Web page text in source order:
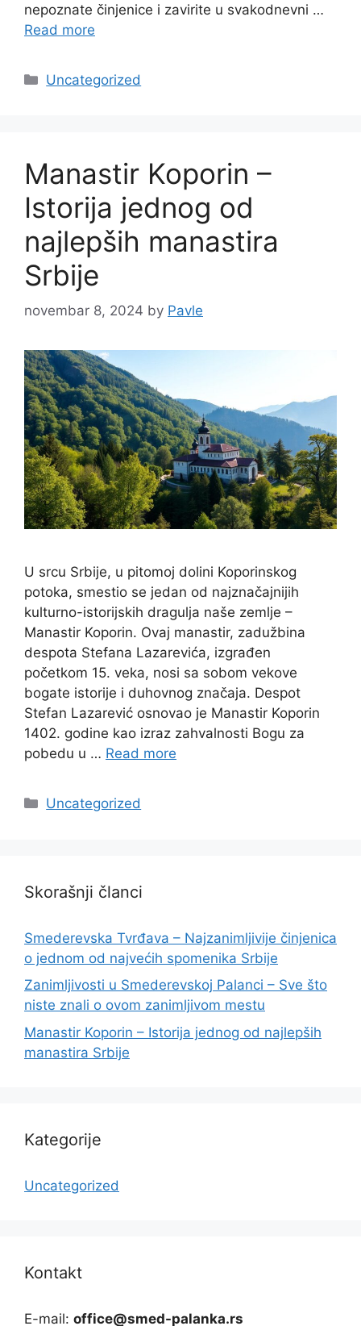
nepoznate činjenice i zavirite u svakodnevni …
Read more
Categories
Uncategorized
Manastir Koporin –
Istorija jednog od
najlepših manastira
Srbije
novembar 8, 2024 by Pavle
U srcu Srbije, u pitomoj dolini Koporinskog
potoka, smestio se jedan od najznačajnijih
kulturno-istorijskih dragulja naše zemlje –
Manastir Koporin. Ovaj manastir, zadužbina
despota Stefana Lazarevića, izgrađen
početkom 15. veka, nosi sa sobom vekove
bogate istorije i duhovnog značaja. Despot
Stefan Lazarević osnovao je Manastir Koporin
1402. godine kao izraz zahvalnosti Bogu za
pobedu u … Read more
Categories
Uncategorized
Skorašnji članci
Smederevska Tvrđava – Najzanimljivije činjenica
o jednom od najvećih spomenika Srbije
Zanimljivosti u Smederevskoj Palanci – Sve što
niste znali o ovom zanimljivom mestu
Manastir Koporin – Istorija jednog od najlepših
manastira Srbije
Kategorije
Uncategorized
Kontakt
E-mail: office@smed-palanka.rs